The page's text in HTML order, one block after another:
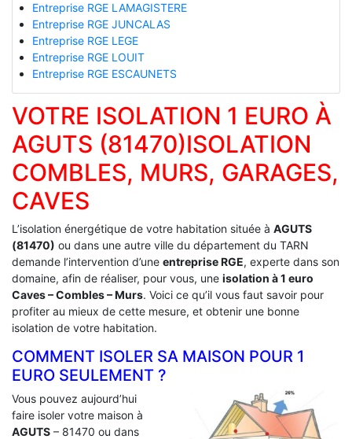
Entreprise RGE LAMAGISTERE
Entreprise RGE JUNCALAS
Entreprise RGE LEGE
Entreprise RGE LOUIT
Entreprise RGE ESCAUNETS
VOTRE ISOLATION 1 EURO À
AGUTS (81470)ISOLATION
COMBLES, MURS, GARAGES,
CAVES
L’isolation énergétique de votre habitation située à AGUTS
(81470) ou dans une autre ville du département du TARN
demande l’intervention d’une entreprise RGE, experte dans son
domaine, afin de réaliser, pour vous, une isolation à 1 euro
Caves – Combles – Murs. Voici ce qu’il vous faut savoir pour
profiter au mieux de cette mesure, et obtenir une bonne
isolation de votre habitation.
COMMENT ISOLER SA MAISON POUR 1
EURO SEULEMENT ?
Vous pouvez aujourd’hui
faire isoler votre maison à
AGUTS – 81470 ou dans